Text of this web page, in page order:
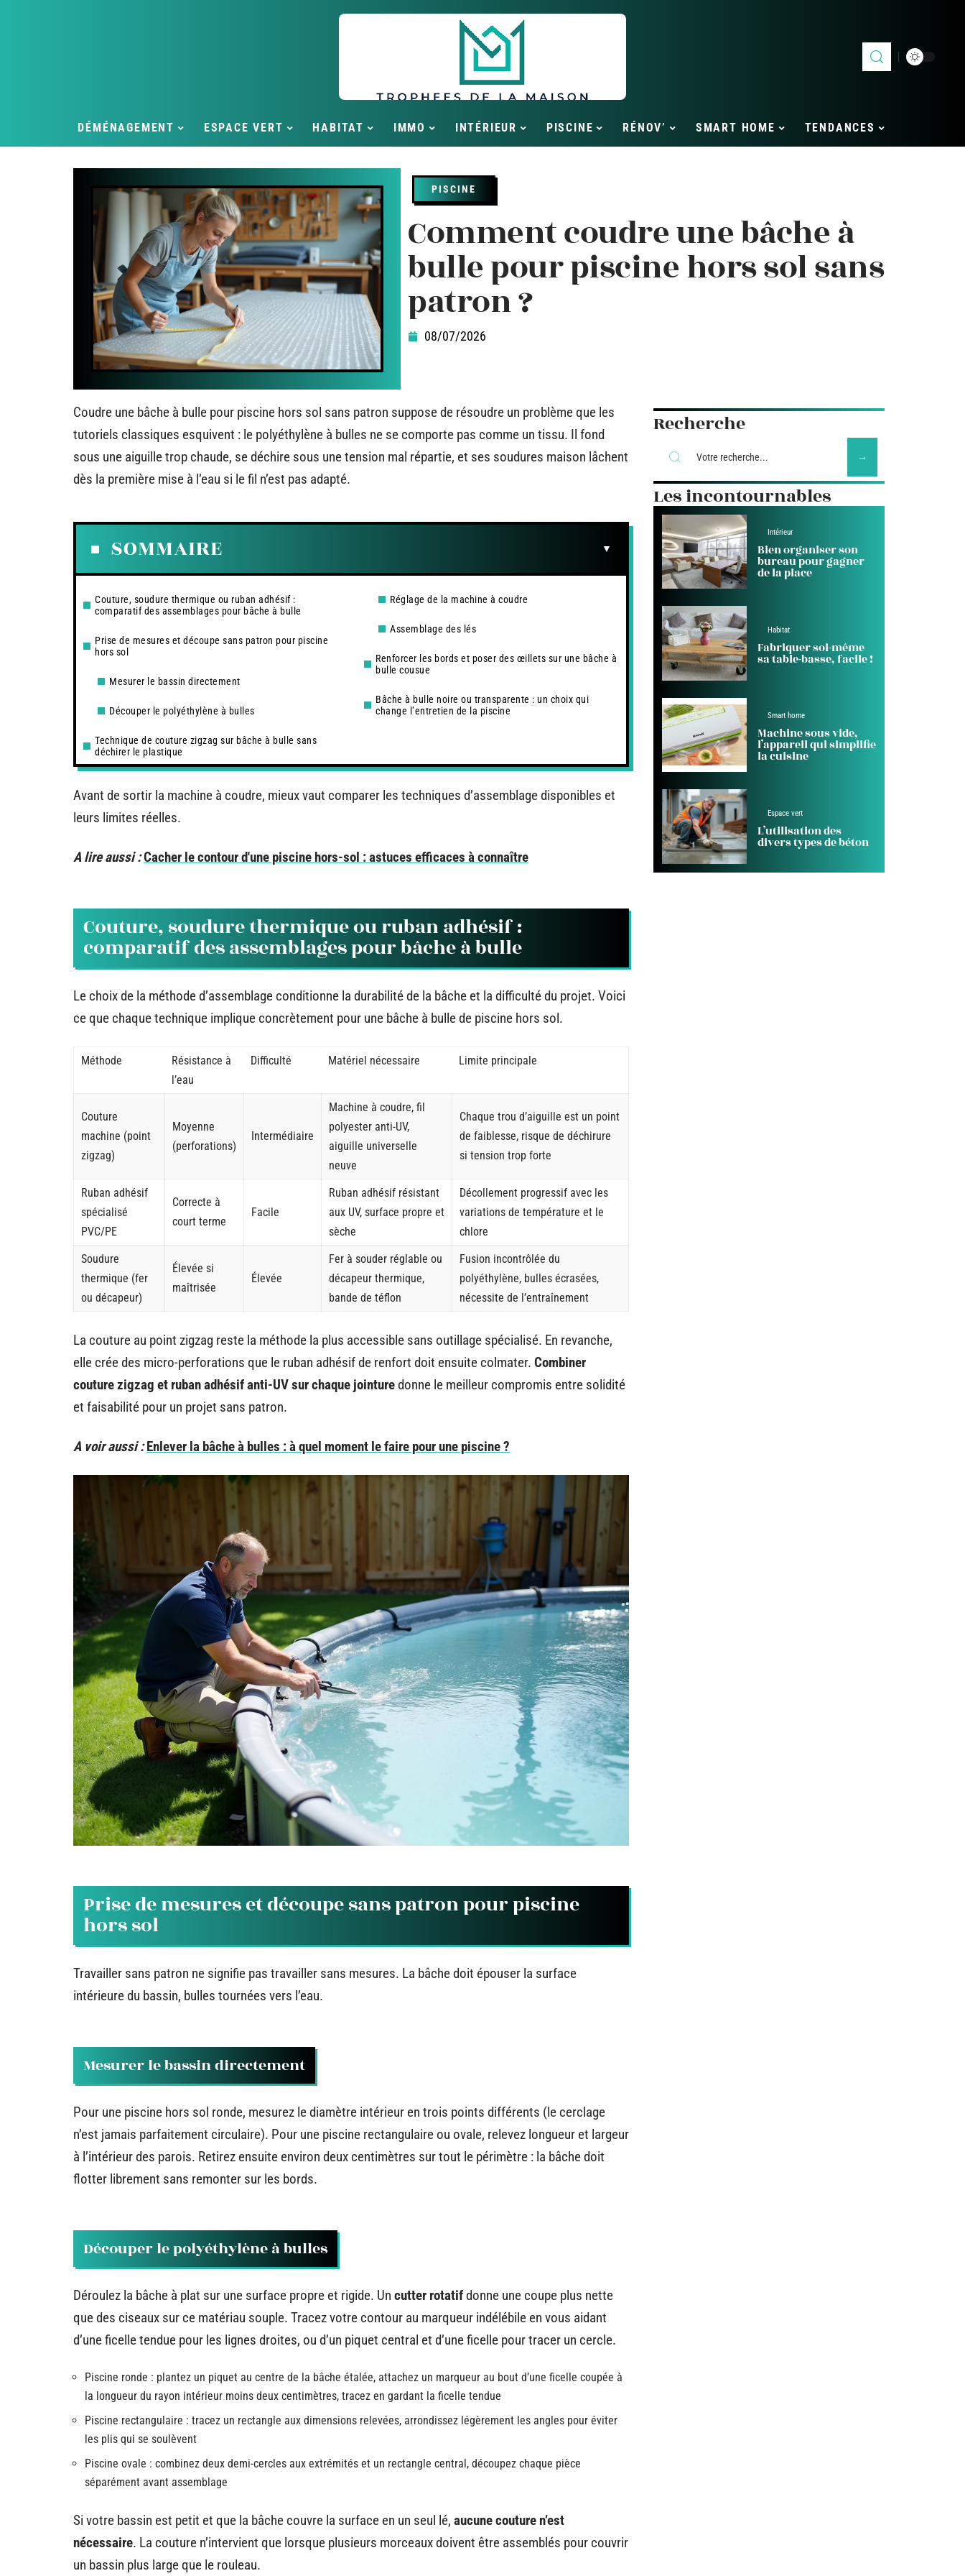
DÉMÉNAGEMENT ESPACE VERT HABITAT IMMO INTÉRIEUR PISCINE RÉNOV’ SMART HOME TENDANCES
PISCINE
Comment coudre une bâche à
bulle pour piscine hors sol sans
patron ?
08/07/2026
Coudre une bâche à bulle pour piscine hors sol sans patron suppose de résoudre un problème que les
tutoriels classiques esquivent : le polyéthylène à bulles ne se comporte pas comme un tissu. Il fond
sous une aiguille trop chaude, se déchire sous une tension mal répartie, et ses soudures maison lâchent
dès la première mise à l’eau si le fil n’est pas adapté.
SOMMAIRE
Couture, soudure thermique ou ruban adhésif :
comparatif des assemblages pour bâche à bulle
Prise de mesures et découpe sans patron pour piscine
hors sol
Mesurer le bassin directement
Découper le polyéthylène à bulles
Technique de couture zigzag sur bâche à bulle sans
déchirer le plastique
Réglage de la machine à coudre
Assemblage des lés
Renforcer les bords et poser des œillets sur une bâche à
bulle cousue
Bâche à bulle noire ou transparente : un choix qui
change l’entretien de la piscine
Avant de sortir la machine à coudre, mieux vaut comparer les techniques d’assemblage disponibles et
leurs limites réelles.
A lire aussi :Cacher le contour d'une piscine hors-sol : astuces efficaces à connaître
Couture, soudure thermique ou ruban adhésif :
comparatif des assemblages pour bâche à bulle
Le choix de la méthode d’assemblage conditionne la durabilité de la bâche et la difficulté du projet. Voici
ce que chaque technique implique concrètement pour une bâche à bulle de piscine hors sol.
Méthode
Résistance à
l’eau
Difficulté Matériel nécessaire Limite principale
Couture
machine (point
zigzag)
Moyenne
(perforations)
Intermédiaire
Machine à coudre, fil
polyester anti-UV,
aiguille universelle
neuve
Chaque trou d’aiguille est un point
de faiblesse, risque de déchirure
si tension trop forte
Ruban adhésif
spécialisé
PVC/PE
Correcte à
court terme
Facile
Ruban adhésif résistant
aux UV, surface propre et
sèche
Décollement progressif avec les
variations de température et le
chlore
Soudure
thermique (fer
ou décapeur)
Élevée si
maîtrisée
Élevée
Fer à souder réglable ou
décapeur thermique,
bande de téflon
Fusion incontrôlée du
polyéthylène, bulles écrasées,
nécessite de l’entraînement
La couture au point zigzag reste la méthode la plus accessible sans outillage spécialisé. En revanche,
elle crée des micro-perforations que le ruban adhésif de renfort doit ensuite colmater. Combiner
couture zigzag et ruban adhésif anti-UV sur chaque jointuredonne le meilleur compromis entre solidité
et faisabilité pour un projet sans patron.
A voir aussi : Enlever la bâche à bulles : à quel moment le faire pour une piscine ?
Prise de mesures et découpe sans patron pour piscine
hors sol
Travailler sans patron ne signifie pas travailler sans mesures. La bâche doit épouser la surface
intérieure du bassin, bulles tournées vers l’eau.
Mesurer le bassin directement
Pour une piscine hors sol ronde, mesurez le diamètre intérieur en trois points différents (le cerclage
n’est jamais parfaitement circulaire). Pour une piscine rectangulaire ou ovale, relevez longueur et largeur
à l’intérieur des parois. Retirez ensuite environ deux centimètres sur tout le périmètre : la bâche doit
flotter librement sans remonter sur les bords.
Découper le polyéthylène à bulles
Déroulez la bâche à plat sur une surface propre et rigide. Un cutter rotatifdonne une coupe plus nette
que des ciseaux sur ce matériau souple. Tracez votre contour au marqueur indélébile en vous aidant
d’une ficelle tendue pour les lignes droites, ou d’un piquet central et d’une ficelle pour tracer un cercle.
Piscine ronde : plantez un piquet au centre de la bâche étalée, attachez un marqueur au bout d’une ficelle coupée à
la longueur du rayon intérieur moins deux centimètres, tracez en gardant la ficelle tendue
Piscine rectangulaire : tracez un rectangle aux dimensions relevées, arrondissez légèrement les angles pour éviter
les plis qui se soulèvent
Piscine ovale : combinez deux demi-cercles aux extrémités et un rectangle central, découpez chaque pièce
séparément avant assemblage
Si votre bassin est petit et que la bâche couvre la surface en un seul lé, aucune couture n’est
nécessaire. La couture n’intervient que lorsque plusieurs morceaux doivent être assemblés pour couvrir
un bassin plus large que le rouleau.
Recherche
Les incontournables
Intérieur
Bien organiser son
bureau pour gagner
de la place
Habitat
Fabriquer soi-même
sa table-basse, facile !
Smart home
Machine sous vide,
l’appareil qui simplifie
la cuisine
Espace vert
L’utilisation des
divers types de béton